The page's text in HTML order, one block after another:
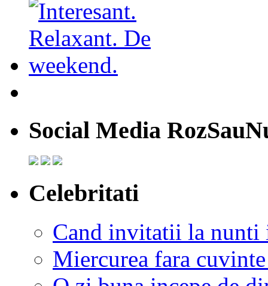
Social Media
Celebritati
Cand invitatii la nunti
Miercurea fara